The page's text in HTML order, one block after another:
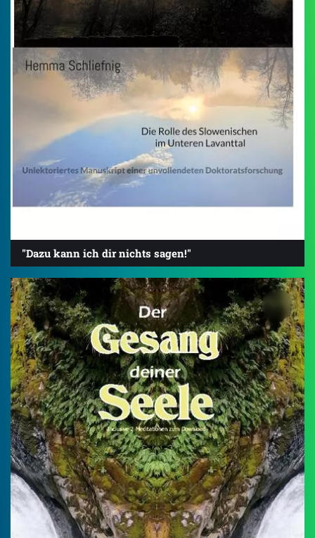
"Dazu kann ich dir nichts sagen!"